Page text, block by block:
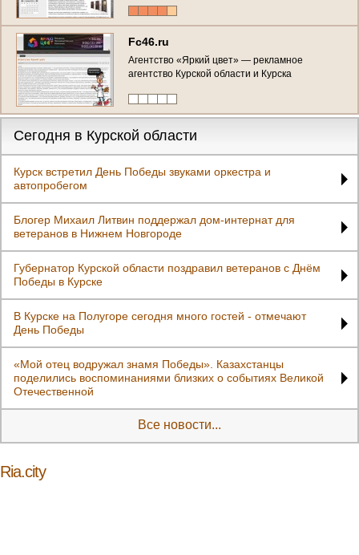
Fc46.ru
Агентство «Яркий цвет» — рекламное
агентство Курской области и Курска
Сегодня в Курской области
Курск встретил День Победы звуками оркестра и
автопробегом
Блогер Михаил Литвин поддержал дом-интернат для
ветеранов в Нижнем Новгороде
Губернатор Курской области поздравил ветеранов с Днём
Победы в Курске
В Курске на Полугоре сегодня много гостей - отмечают
День Победы
«Мой отец водружал знамя Победы». Казахстанцы
поделились воспоминаниями близких о событиях Великой
Отечественной
Все новости...
Ria.city